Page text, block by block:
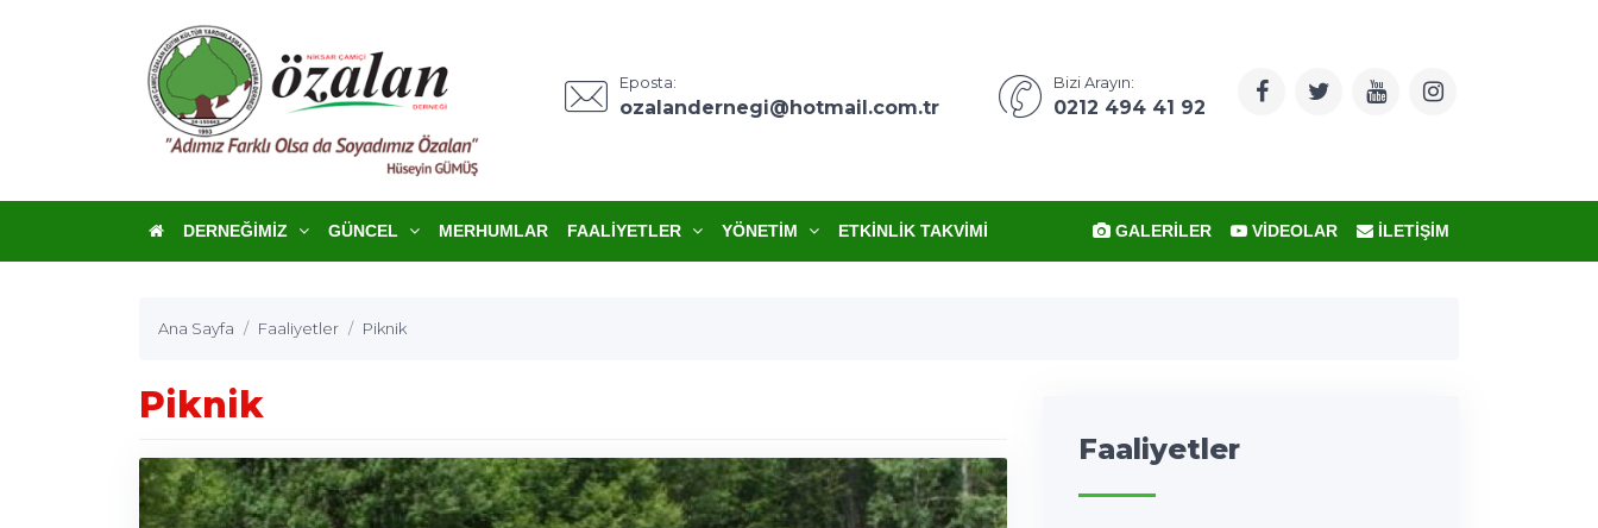
Eposta:
ozalandernegi@hotmail.com.tr
Bizi Arayın:
0212 494 41 92
DERNEĞIMIZ GÜNCEL MERHUMLAR FAALIYETLER YÖNETIM ETKINLIK TAKVIMI GALERILER VIDEOLAR İLETIŞIM
Ana Sayfa Faaliyetler Piknik
Piknik
Faaliyetler